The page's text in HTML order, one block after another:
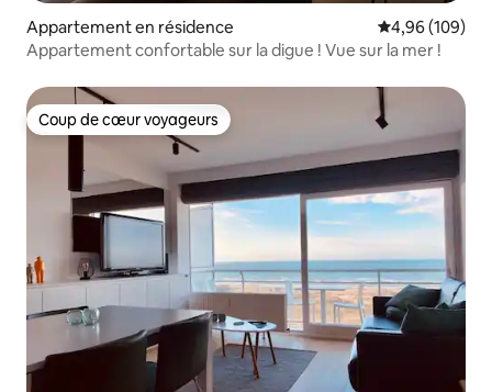
Appartement en résidence Évaluation
4,96 (109)
Appartement confortable sur la digue ! Vue sur la mer !
Coup de cœur voyageurs
Coup de cœur voyageurs